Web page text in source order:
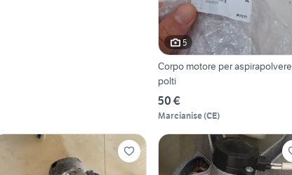
5
Corpo motore per aspirapolvere
polti
50 €
Marcianise(CE)